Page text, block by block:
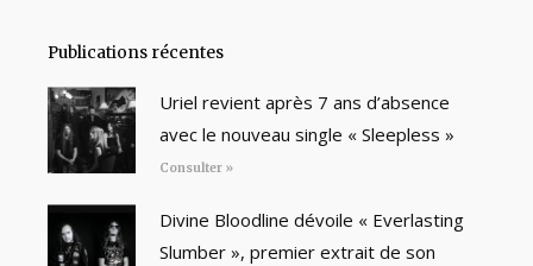
Publications récentes
Uriel revient après 7 ans d’absence
avec le nouveau single « Sleepless »
Consulter »
Divine Bloodline dévoile « Everlasting
Slumber », premier extrait de son